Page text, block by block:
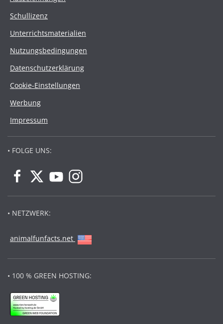
Schullizenz
Unterrichtsmaterialien
Nutzungsbedingungen
Datenschutzerklärung
Cookie-Einstellungen
Werbung
Impressum
• FOLGE UNS:
• NETZWERK:
animalfunfacts.net
• 100 % GREEN HOSTING: